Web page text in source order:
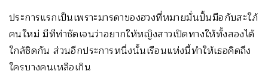
ประการแรกเป็นเพราะมารดาของฮวงที่หมายมั่นปั้นมือกับสะใภ้
คนใหม่ มีทีท่าชัดเจนว่าอยากให้หญิงสาวเปิดทางให้ทั้งสองได้
ใกล้ชิดกัน ส่วนอีกประการหนึ่งนั้นเรือนแห่งนี้ทำให้เธอคิดถึง
ใครบางคนเหลือเกิน